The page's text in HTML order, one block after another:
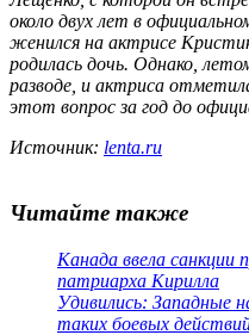
около двух лет в
женился на актрисе
родилась дочь. Однако,
разводе, и актриса
этот вопрос за год до
Источник: lenta.ru
Читайте также
Канада ввела
патриарха Кирилла
Удивились: Западные
таких боевых